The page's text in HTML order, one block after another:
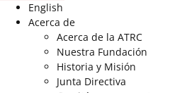
English
Acerca de
Acerca de la ATRC
Nuestra Fundación
Historia y Misión
Junta Directiva